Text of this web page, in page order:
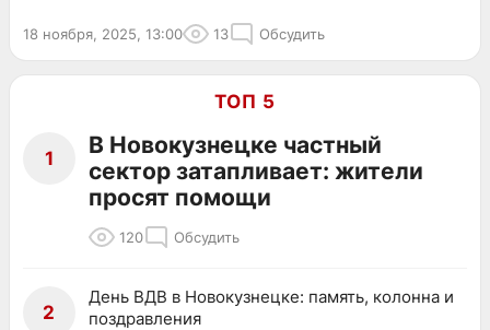
18 ноября, 2025, 13:00 13 Обсудить
ТОП 5
1
В Новокузнецке частный
сектор затапливает: жители
просят помощи
120 Обсудить
2
День ВДВ в Новокузнецке: память, колонна и
поздравления